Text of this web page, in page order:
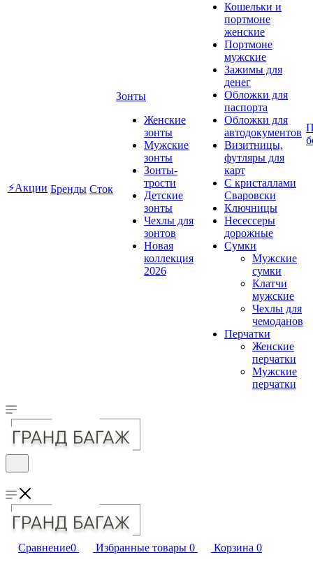
⚡Акции Бренды Сток
Зонты
Женские
зонты
Мужские
зонты
Зонты-
трости
Детские
зонты
Чехлы для
зонтов
Новая
коллекция
2026
Кошельки и
портмоне
женские
Портмоне
мужские
Зажимы для
денег
Обложки для
паспорта
Обложки для
автодокументов
Визитницы,
футляры для
карт
C кристаллами
Сваровски
Ключницы
Несессеры
дорожные
Сумки
Мужские
сумки
Клатчи
мужские
Чехлы для
чемоданов
Перчатки
Женские
перчатки
Мужские
перчатки
Сравнение0 Избранные товары 0 Корзина 0